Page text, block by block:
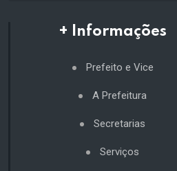
+ Informações
Prefeito e Vice
A Prefeitura
Secretarias
Serviços